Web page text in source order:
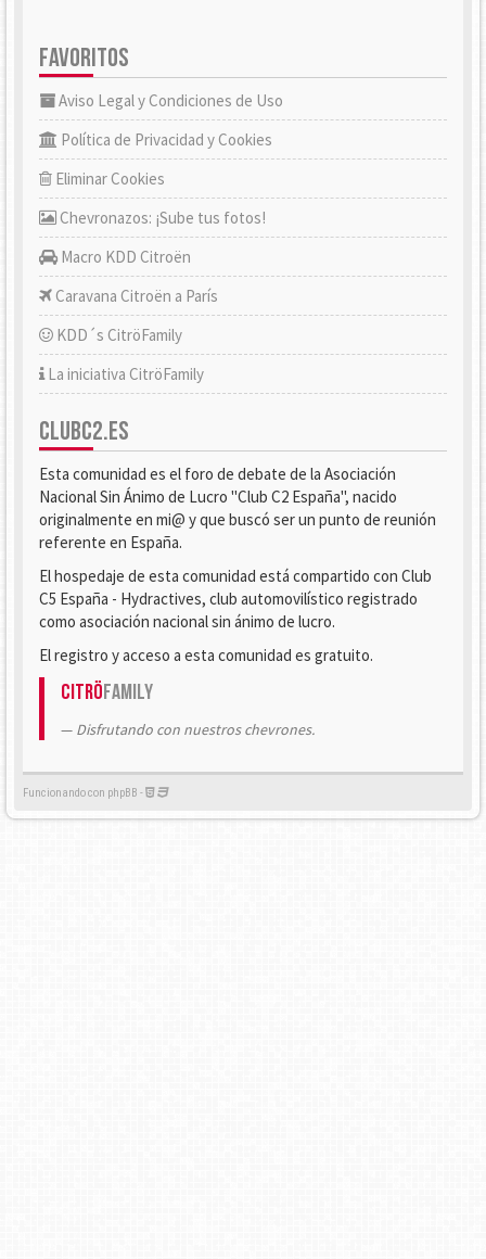
FAVORITOS
Aviso Legal y Condiciones de Uso
Política de Privacidad y Cookies
Eliminar Cookies
Chevronazos: ¡Sube tus fotos!
Macro KDD Citroën
Caravana Citroën a París
KDD´s CitröFamily
La iniciativa CitröFamily
CLUBC2.ES
Esta comunidad es el foro de debate de la Asociación
Nacional Sin Ánimo de Lucro "Club C2 España", nacido
originalmente en mi@ y que buscó ser un punto de reunión
referente en España.
El hospedaje de esta comunidad está compartido con Club
C5 España - Hydractives, club automovilístico registrado
como asociación nacional sin ánimo de lucro.
El registro y acceso a esta comunidad es gratuito.
CitröFamily
Disfrutando con nuestros chevrones.
Funcionando con phpBB -